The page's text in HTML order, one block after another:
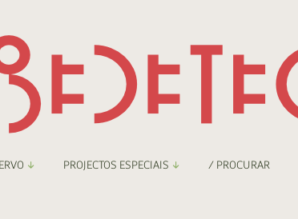
PROJECTOS ESPECIAIS / PROCURAR